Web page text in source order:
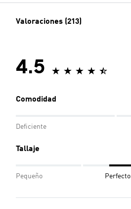
Valoraciones (213)
4.5
Comodidad
Deficiente
Tallaje
Pequeño Perfecto